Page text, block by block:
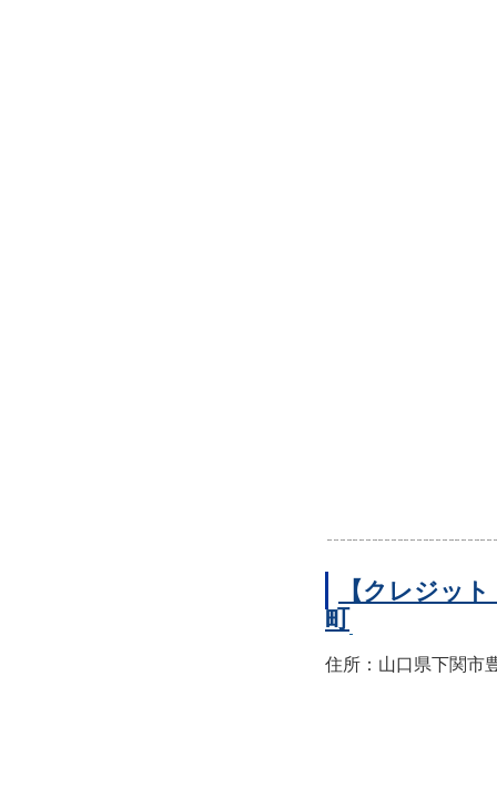
【クレジッ
町
住所：山口県下関市